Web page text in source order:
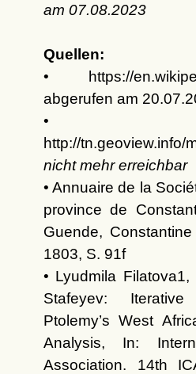
am 07.08.2023
Quellen:
• https://
abgerufen am
•
http://tn.geoview.info/
nicht mehr erreichbar
• Annuaire de la
province de
Guende,
1803, S. 91f
• Lyudmila
Stafeyev:
Ptolemy’s West
Analysis, In:
Association. 14th